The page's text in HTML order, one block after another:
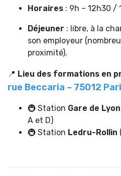
Horaires : 9h – 12h30 /
Déjeuner : libre, à la
son employeur
proximité).
📍 Lieu des formations en
rue Beccaria – 75012
🚇 Station Gare de Lyon
A et D)
🚇 Station Ledru-Rollin